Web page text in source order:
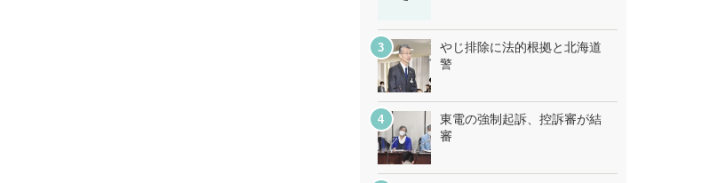
やじ排除に法的根拠と北海道
警
東電の強制起訴、控訴審が結
審